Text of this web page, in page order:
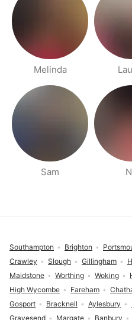
Melinda
Sam
Southampton Brighton
Crawley
Slough Gillingham
Maidstone
Worthing Woking
High Wycombe
Fareham
Gosport
Bracknell Aylesbury
Gravesend
Margate Banbury